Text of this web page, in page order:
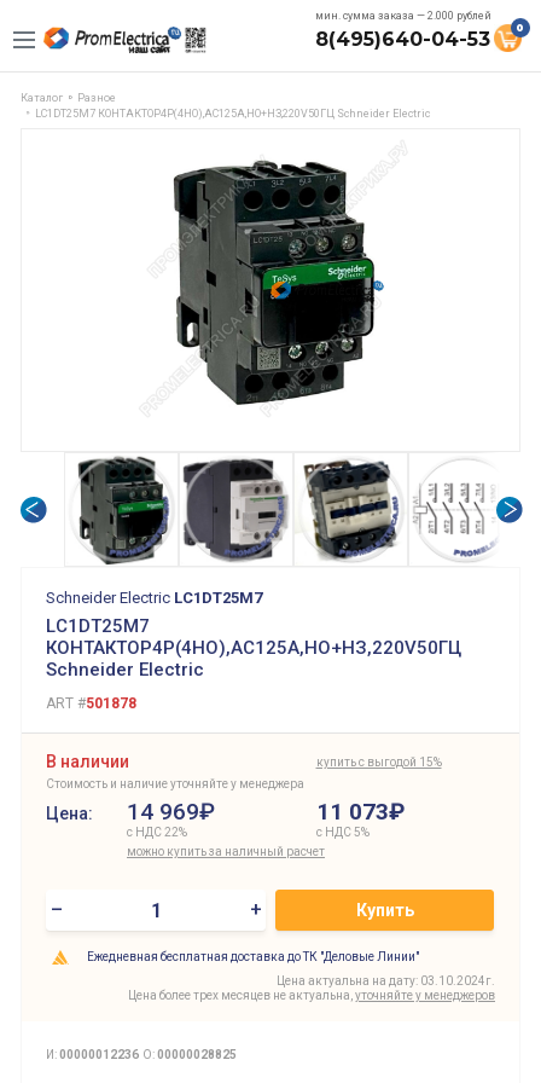
мин. сумма заказа — 2.000 рублей
8(495)640-04-53 0
Каталог
Разное
LC1DT25M7 КОНТАКТОР4P(4НО),АС125А,НО+НЗ,220V50ГЦ Schneider Electric
Schneider Electric LC1DT25M7
LC1DT25M7
КОНТАКТОР4P(4НО),АС125А,НО+НЗ,220V50ГЦ
Schneider Electric
ART #501878
В наличии
Стоимость и наличие уточняйте у менеджера
Цена: 14 969₽
с НДС 22%
можно купить за наличный расчет
11 073₽
с НДС 5%
купить с выгодой 15%
– + Купить
Ежедневная бесплатная доставка до ТК "Деловые Линии"
Цена актуальна на дату: 03.10.2024г.
Цена более трех месяцев не актуальна, уточняйте у менеджеров
И:00000012236 О:00000028825